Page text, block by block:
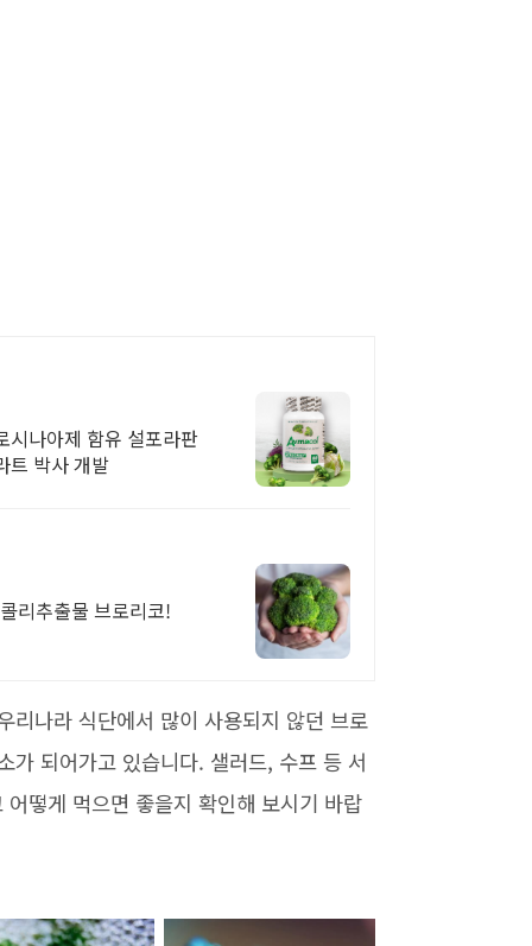
시나아제 함유 설포라판
트 박사 개발
리추출물 브로리코!
리나라 식단에서 많이 사용되지 않던 브로
가 되어가고 있습니다. 샐러드, 수프 등 서
떻게 먹으면 좋을지 확인해 보시기 바랍